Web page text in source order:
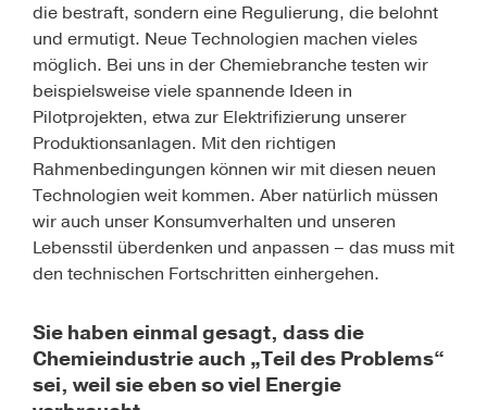
die bestraft, sondern eine Regulierung, die belohnt
und ermutigt. Neue Technologien machen vieles
möglich. Bei uns in der Chemiebranche testen wir
beispielsweise viele spannende Ideen in
Pilotprojekten, etwa zur Elektrifizierung unserer
Produktionsanlagen. Mit den richtigen
Rahmenbedingungen können wir mit diesen neuen
Technologien weit kommen. Aber natürlich müssen
wir auch unser Konsumverhalten und unseren
Lebensstil überdenken und anpassen – das muss mit
den technischen Fortschritten einhergehen.
Sie haben einmal gesagt, dass die
Chemieindustrie auch „Teil des Problems“
sei, weil sie eben so viel Energie